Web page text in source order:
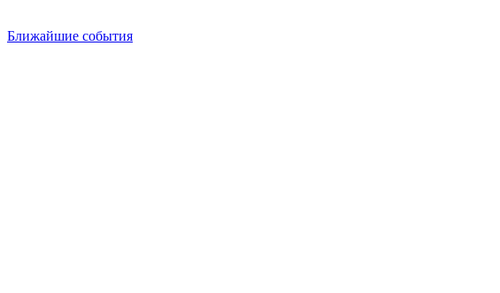
Ближайшие события